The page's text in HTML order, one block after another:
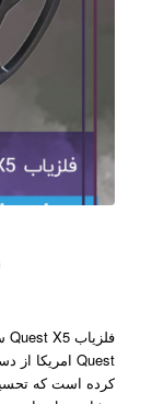
کرده است که